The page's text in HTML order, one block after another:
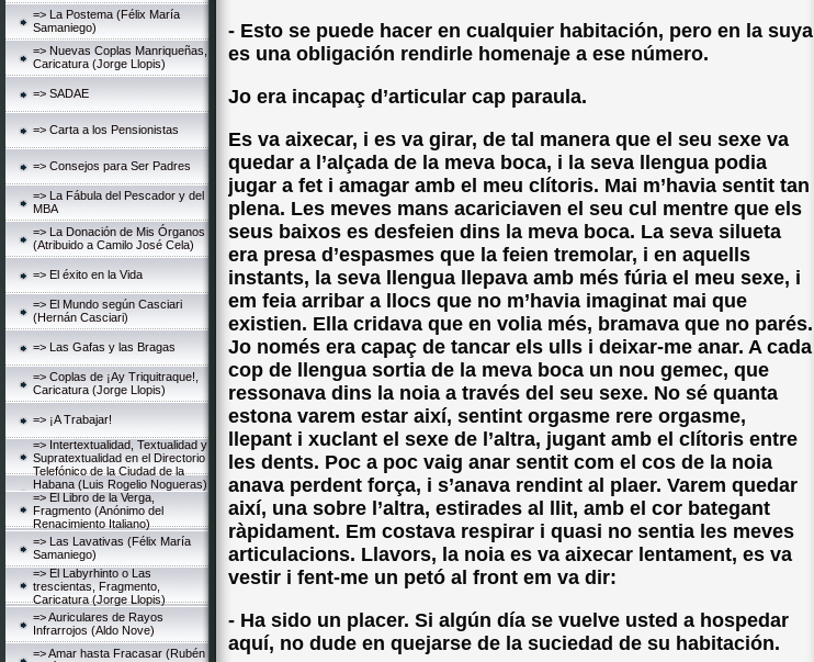
=> La Postema (Félix María
Samaniego)
=> Nuevas Coplas Manriqueñas,
Caricatura (Jorge Llopis)
=> SADAE
=> Carta a los Pensionistas
=> Consejos para Ser Padres
=> La Fábula del Pescador y del
MBA
=> La Donación de Mis Órganos
(Atribuido a Camilo José Cela)
=> El éxito en la Vida
=> El Mundo según Casciari
(Hernán Casciari)
=> Las Gafas y las Bragas
=> Coplas de ¡Ay Triquitraque!,
Caricatura (Jorge Llopis)
=> ¡A Trabajar!
=> Intertextualidad, Textualidad y
Supratextualidad en el Directorio
Telefónico de la Ciudad de la
Habana (Luis Rogelio Nogueras)
=> El Libro de la Verga,
Fragmento (Anónimo del
Renacimiento Italiano)
=> Las Lavativas (Félix María
Samaniego)
=> El Labyrhinto o Las
trescientas, Fragmento,
Caricatura (Jorge Llopis)
=> Auriculares de Rayos
Infrarrojos (Aldo Nove)
=> Amar hasta Fracasar (Rubén
- Esto se puede hacer en cualquier habitación, pero en la suya
es una obligación rendirle homenaje a ese número.
Jo era incapaç d’articular cap paraula.
Es va aixecar, i es va girar, de tal manera que el seu sexe va
quedar a l’alçada de la meva boca, i la seva llengua podia
jugar a fet i amagar amb el meu clítoris. Mai m’havia sentit tan
plena. Les meves mans acariciaven el seu cul mentre que els
seus baixos es desfeien dins la meva boca. La seva silueta
era presa d’espasmes que la feien tremolar, i en aquells
instants, la seva llengua llepava amb més fúria el meu sexe, i
em feia arribar a llocs que no m’havia imaginat mai que
existien. Ella cridava que en volia més, bramava que no parés.
Jo només era capaç de tancar els ulls i deixar-me anar. A cada
cop de llengua sortia de la meva boca un nou gemec, que
ressonava dins la noia a través del seu sexe. No sé quanta
estona varem estar així, sentint orgasme rere orgasme,
llepant i xuclant el sexe de l’altra, jugant amb el clítoris entre
les dents. Poc a poc vaig anar sentit com el cos de la noia
anava perdent força, i s’anava rendint al plaer. Varem quedar
així, una sobre l’altra, estirades al llit, amb el cor bategant
ràpidament. Em costava respirar i quasi no sentia les meves
articulacions. Llavors, la noia es va aixecar lentament, es va
vestir i fent-me un petó al front em va dir:
- Ha sido un placer. Si algún día se vuelve usted a hospedar
aquí, no dude en quejarse de la suciedad de su habitación.